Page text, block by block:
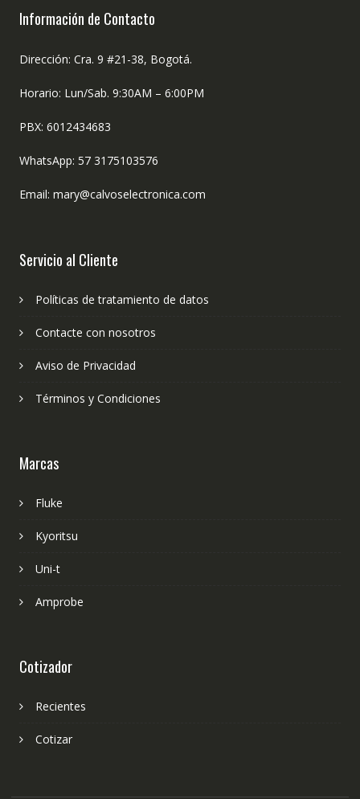
Información de Contacto
Dirección: Cra. 9 #21-38, Bogotá.
Horario: Lun/Sab. 9:30AM – 6:00PM
PBX: 6012434683
WhatsApp: 57 3175103576
Email: mary@calvoselectronica.com
Servicio al Cliente
Políticas de tratamiento de datos
Contacte con nosotros
Aviso de Privacidad
Términos y Condiciones
Marcas
Fluke
Kyoritsu
Uni-t
Amprobe
Cotizador
Recientes
Cotizar